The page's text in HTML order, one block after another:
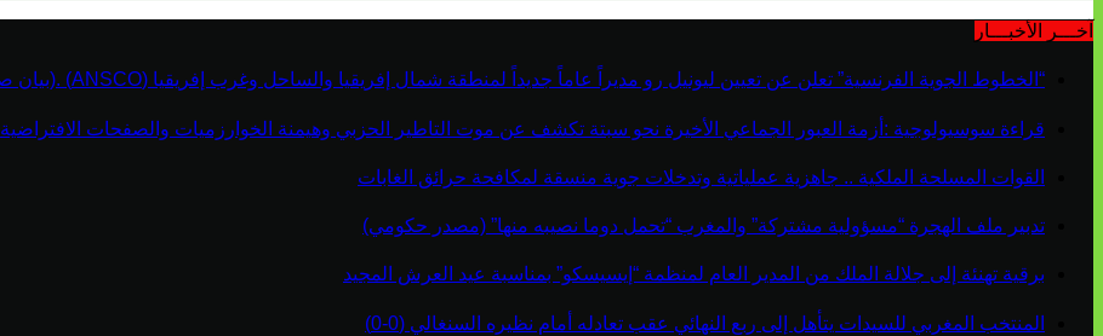
آخـــر الأخبـــار
“الخطوط الجوية الفرنسية” تعلن عن تعيين ليونيل رو مديراً عاماً جديداً لمنطقة شمال إفريقيا والساحل وغرب إفريقيا (ANSCO) .(بيان صحفي )
قراءة سوسيولوجية :أزمة العبور الجماعي الأخيرة نحو سبتة تكشف عن موت التاطير الحزبي وهيمنة الخوارزميات والصفحات الافتراضية
القوات المسلحة الملكية .. جاهزية عملياتية وتدخلات جوية منسقة لمكافحة حرائق الغابات
تدبير ملف الهجرة “مسؤولية مشتركة” والمغرب “تحمل دوما نصيبه منها” (مصدر حكومي)
برقية تهنئة إلى جلالة الملك من المدير العام لمنظمة “إيسيسكو” بمناسبة عيد العرش المجيد
المنتخب المغربي للسيدات يتأهل إلى ربع النهائي عقب تعادله أمام نظيره السنغالي (0-0)